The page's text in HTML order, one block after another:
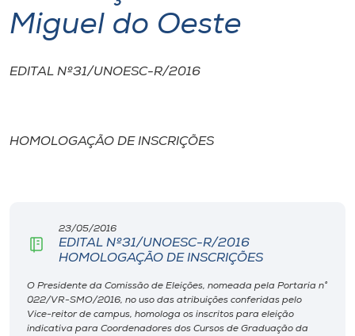
Cultura
CPA
Unoesc
Store
Miguel do Oeste
EDITAL Nº31/UNOESC-R/2016
HOMOLOGAÇÃO DE INSCRIÇÕES
23/05/2016
EDITAL Nº31/UNOESC-R/2016
HOMOLOGAÇÃO DE INSCRIÇÕES
O Presidente da Comissão de Eleições, nomeada pela Portaria n°
022/VR-SMO/2016, no uso das atribuições conferidas pelo
Vice-reitor de campus, homologa os inscritos para eleição
indicativa para Coordenadores dos Cursos de Graduação da